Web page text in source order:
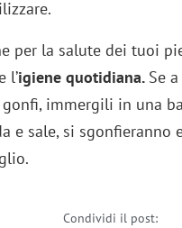
per la salute dei tuoi
l’igiene quotidiana. Se
immergili in una
e sale, si sgonfieranno
Condividi il post: